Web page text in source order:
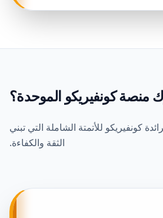
منصة كونفيريكو الموحدة؟
كونفيريكو للأتمتة الشاملة التي تبني
الثقة والكفاءة.